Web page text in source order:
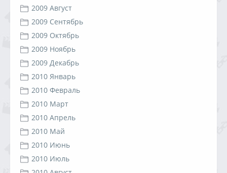
2009 Август
2009 Сентябрь
2009 Октябрь
2009 Ноябрь
2009 Декабрь
2010 Январь
2010 Февраль
2010 Март
2010 Апрель
2010 Май
2010 Июнь
2010 Июль